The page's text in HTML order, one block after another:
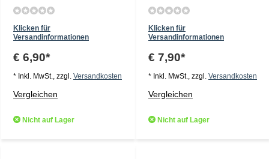
Klicken für
Versandinformationen
€ 6,90*
* Inkl. MwSt., zzgl. Versandkosten
Vergleichen
Nicht auf Lager
Klicken für
Versandinformationen
€ 7,90*
* Inkl. MwSt., zzgl. Versandkosten
Vergleichen
Nicht auf Lager